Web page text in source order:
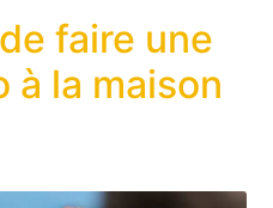
faire une
à la maison